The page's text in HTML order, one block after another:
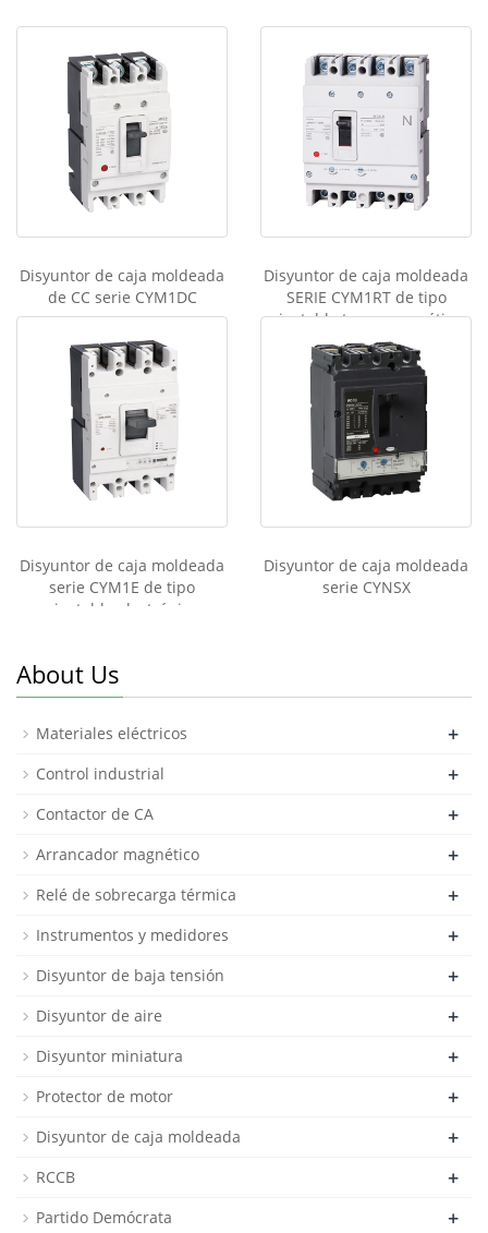
k k
g
er
Disyuntor de caja moldeada
de CC serie CYM1DC
Disyuntor de caja moldeada
SERIE CYM1RT de tipo
ajustable termomagnético
Disyuntor de caja moldeada
serie CYM1E de tipo
ajustable electrónico
Disyuntor de caja moldeada
serie CYNSX
About Us
Materiales eléctricos +
Control industrial +
Contactor de CA +
Arrancador magnético +
Relé de sobrecarga térmica +
Instrumentos y medidores +
Disyuntor de baja tensión +
Disyuntor de aire +
Disyuntor miniatura +
Protector de motor +
Disyuntor de caja moldeada +
RCCB +
Partido Demócrata +